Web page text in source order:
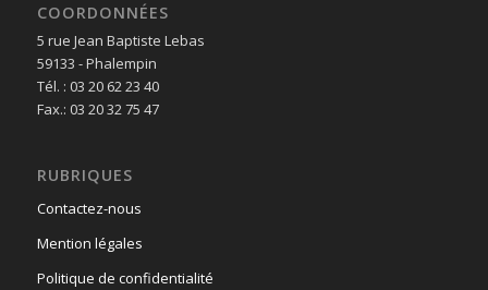
COORDONNÉES
5 rue Jean Baptiste Lebas
59133 - Phalempin
Tél. : 03 20 62 23 40
Fax.: 03 20 32 75 47
RUBRIQUES
Contactez-nous
Mention légales
Politique de confidentialité